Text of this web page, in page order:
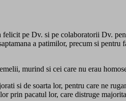
felicit pe Dv. si pe colaboratorii Dv.
a patimilor, precum si pentru
murind si cei care nu erau
si de soarta lor, pentru care ne
prin pacatul lor, care distruge